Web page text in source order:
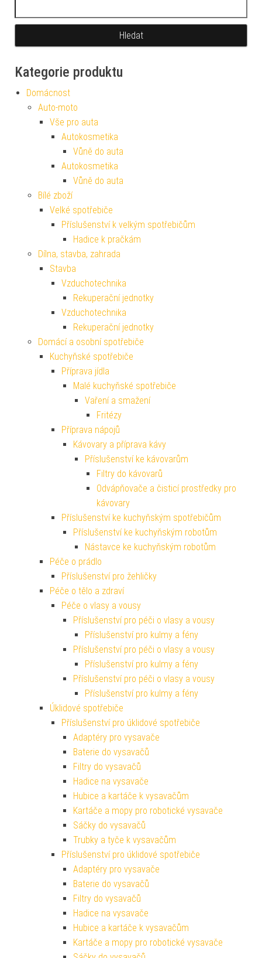
Kategorie produktu
Domácnost
Auto-moto
Vše pro auta
Autokosmetika
Vůně do auta
Autokosmetika
Vůně do auta
Bílé zboží
Velké spotřebiče
Příslušenství k velkým spotřebičům
Hadice k pračkám
Dílna, stavba, zahrada
Stavba
Vzduchotechnika
Rekuperační jednotky
Vzduchotechnika
Rekuperační jednotky
Domácí a osobní spotřebiče
Kuchyňské spotřebiče
Příprava jídla
Malé kuchyňské spotřebiče
Vaření a smažení
Fritézy
Příprava nápojů
Kávovary a příprava kávy
Příslušenství ke kávovarům
Filtry do kávovarů
Odvápňovače a čisticí prostředky pro
kávovary
Příslušenství ke kuchyňským spotřebičům
Příslušenství ke kuchyňským robotům
Nástavce ke kuchyňským robotům
Péče o prádlo
Příslušenství pro žehličky
Péče o tělo a zdraví
Péče o vlasy a vousy
Příslušenství pro péči o vlasy a vousy
Příslušenství pro kulmy a fény
Příslušenství pro péči o vlasy a vousy
Příslušenství pro kulmy a fény
Příslušenství pro péči o vlasy a vousy
Příslušenství pro kulmy a fény
Úklidové spotřebiče
Příslušenství pro úklidové spotřebiče
Adaptéry pro vysavače
Baterie do vysavačů
Filtry do vysavačů
Hadice na vysavače
Hubice a kartáče k vysavačům
Kartáče a mopy pro robotické vysavače
Sáčky do vysavačů
Trubky a tyče k vysavačům
Příslušenství pro úklidové spotřebiče
Adaptéry pro vysavače
Baterie do vysavačů
Filtry do vysavačů
Hadice na vysavače
Hubice a kartáče k vysavačům
Kartáče a mopy pro robotické vysavače